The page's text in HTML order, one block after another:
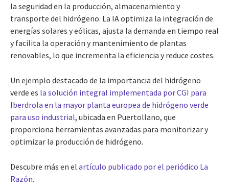
la seguridad en la producción, almacenamiento y
transporte del hidrógeno. La IA optimiza la integración de
energías solares y eólicas, ajusta la demanda en tiempo real
y facilita la operación y mantenimiento de plantas
renovables, lo que incrementa la eficiencia y reduce costes.
Un ejemplo destacado de la importancia del hidrógeno
verde es la solución integral implementada por CGI para
Iberdrola en la mayor planta europea de hidrógeno verde
para uso industrial, ubicada en Puertollano, que
proporciona herramientas avanzadas para monitorizar y
optimizar la producción de hidrógeno.
Descubre más en el artículo publicado por el periódico La
Razón.